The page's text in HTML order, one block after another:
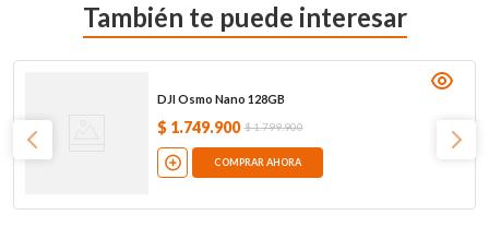
También te puede interesar
DJI Osmo Nano 128GB
$ 1.749.900 $1.799.900
COMPRAR AHORA